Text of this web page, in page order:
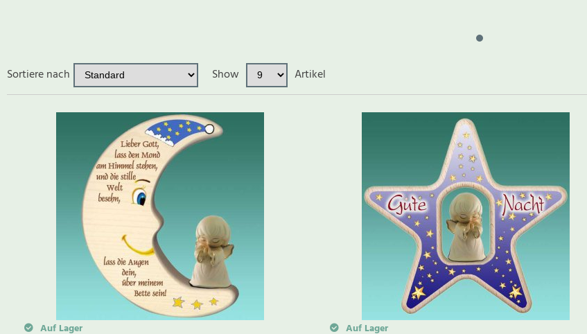
Sortiere nach Show Artikel
Auf Lager Auf Lager